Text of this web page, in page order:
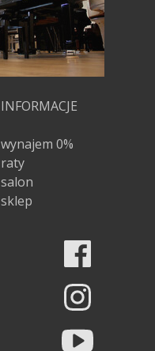
INFORMACJE
wynajem 0%
raty
salon
sklep